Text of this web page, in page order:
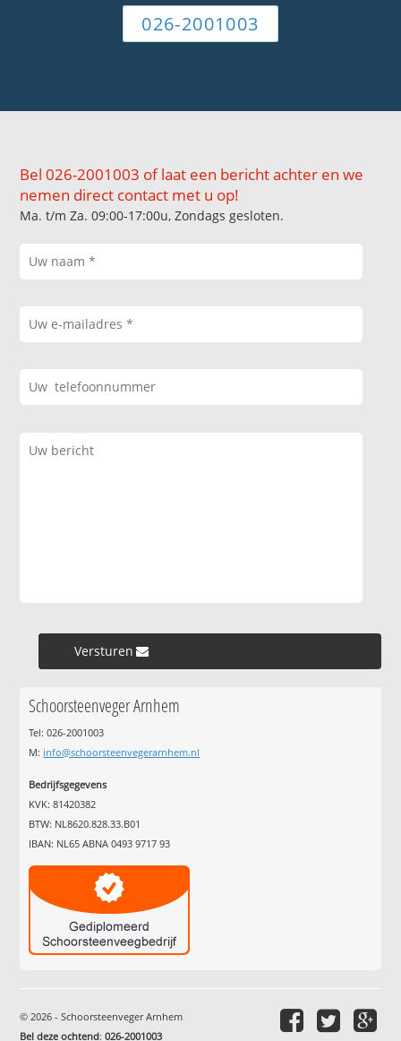
026-2001003
Bel 026-2001003 of laat een bericht achter en we
nemen direct contact met u op!
Ma. t/m Za. 09:00-17:00u, Zondags gesloten.
Versturen »
Schoorsteenveger Arnhem
Tel: 026-2001003
M: info@schoorsteenvegerarnhem.nl
Bedrijfsgegevens
KVK: 81420382
BTW: NL8620.828.33.B01
IBAN: NL65 ABNA 0493 9717 93
© 2026 - Schoorsteenveger Arnhem
Bel deze ochtend:026-2001003